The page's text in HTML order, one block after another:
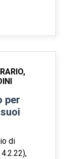
per
di